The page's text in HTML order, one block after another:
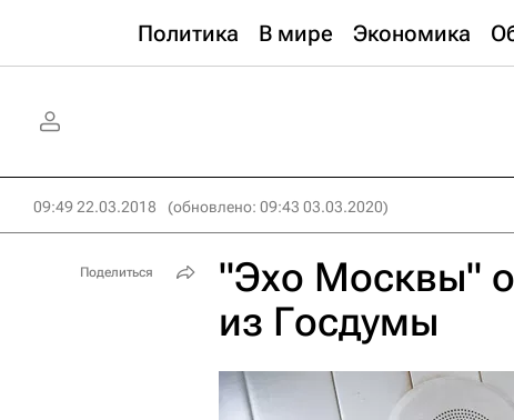
Политика В мире Экономика
09:49 22.03.2018 (обновлено: 09:43 03.03.2020)
"Эхо Москвы"
из Госдумы
Поделиться